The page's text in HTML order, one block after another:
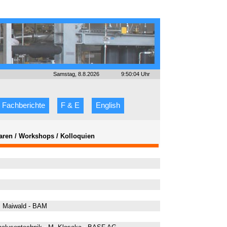
Samstag, 8.8.2026 9:50:04 Uhr
Fachberichte F & E English
/ Workshops / Kolloquien
Maiwald - BAM